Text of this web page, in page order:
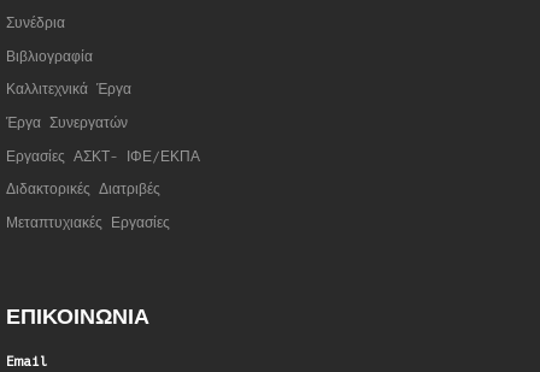
Συνέδρια
Βιβλιογραφία
Καλλιτεχνικά Έργα
Έργα Συνεργατών
Εργασίες ΑΣΚΤ- ΙΦΕ/ΕΚΠΑ
Διδακτορικές Διατριβές
Μεταπτυχιακές Εργασίες
ΕΠΙΚΟΙΝΩΝΙΑ
Email